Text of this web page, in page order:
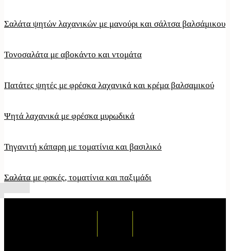
Σαλάτα ψητών λαχανικών με μανούρι και σάλτσα βαλσάμικου
Τονοσαλάτα με αβοκάντο και ντομάτα
Πατάτες ψητές με φρέσκα λαχανικά και κρέμα βαλσαμικού
Ψητά λαχανικά με φρέσκα μυρωδικά
Τηγανιτή κάπαρη με τοματίνια και βασιλικό
Σαλάτα με φακές, τοματίνια και παξιμάδι